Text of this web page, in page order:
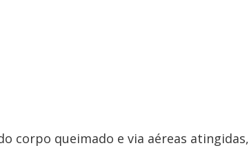
corpo queimado e via aéreas atingidas,